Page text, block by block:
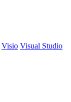
Visio Visual Studio